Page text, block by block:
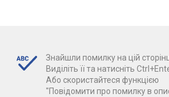
Знайшли помилку на цій
Виділіть її та натисніть
Або скористайтеся функцією
"Повідомити про помилку в